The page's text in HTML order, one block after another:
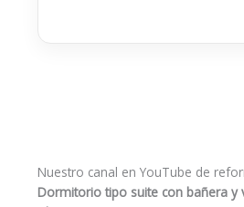
Nuestro canal en YouTube de
Dormitorio tipo suite con bañera